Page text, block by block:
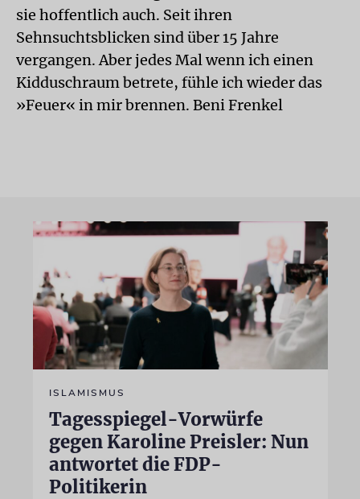
sie hoffentlich auch. Seit ihren
Sehnsuchtsblicken sind über 15 Jahre
vergangen. Aber jedes Mal wenn ich einen
Kidduschraum betrete, fühle ich wieder das
»Feuer« in mir brennen. Beni Frenkel
ISLAMISMUS
Tagesspiegel-Vorwürfe
gegen Karoline Preisler: Nun
antwortet die FDP-
Politikerin